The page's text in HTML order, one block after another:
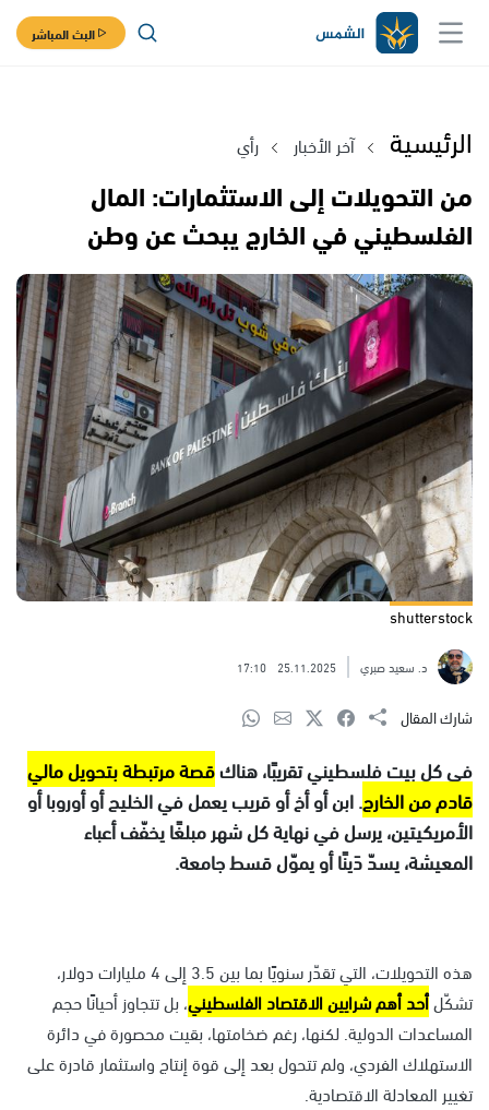
البث المباشر
الرئيسية آخر الأخبار رأي
من التحويلات إلى الاستثمارات: المال
الفلسطيني في الخارج يبحث عن وطن
shutterstock
د. سعيد صبري 25.11.2025
17:10
شارك المقال
في كل بيت فلسطيني تقريبًا، هناكقصة مرتبطة بتحويل مالي
قادم من الخارج. ابن أو أخ أو قريب يعمل في الخليج أو أوروبا أو
الأمريكيتين، يرسل في نهاية كل شهر مبلغًا يخفّف أعباء
المعيشة، يسدّ دَينًا أو يموّل قسط جامعة.
هذه التحويلات، التي تقدّر سنويًا بما بين 3.5 إلى 4 مليارات دولار،
تشكّلأحد أهم شرايين الاقتصاد الفلسطيني، بل تتجاوز أحيانًا حجم
المساعدات الدولية. لكنها، رغم ضخامتها، بقيت محصورة في دائرة
الاستهلاك الفردي، ولم تتحول بعد إلى قوة إنتاج واستثمار قادرة على
تغيير المعادلة الاقتصادية.